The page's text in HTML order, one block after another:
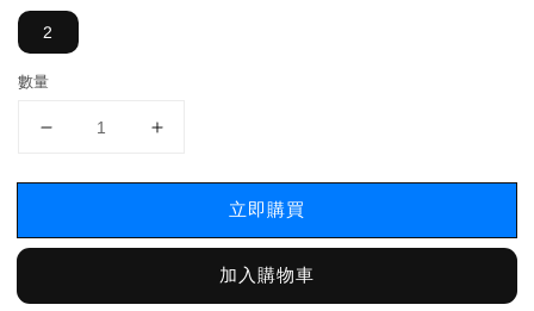
2
數量
立即購買
加入購物車